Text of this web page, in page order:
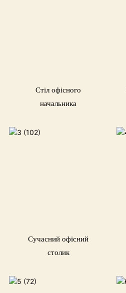
Стіл офісного
начальника
Сучасний офісний
столик